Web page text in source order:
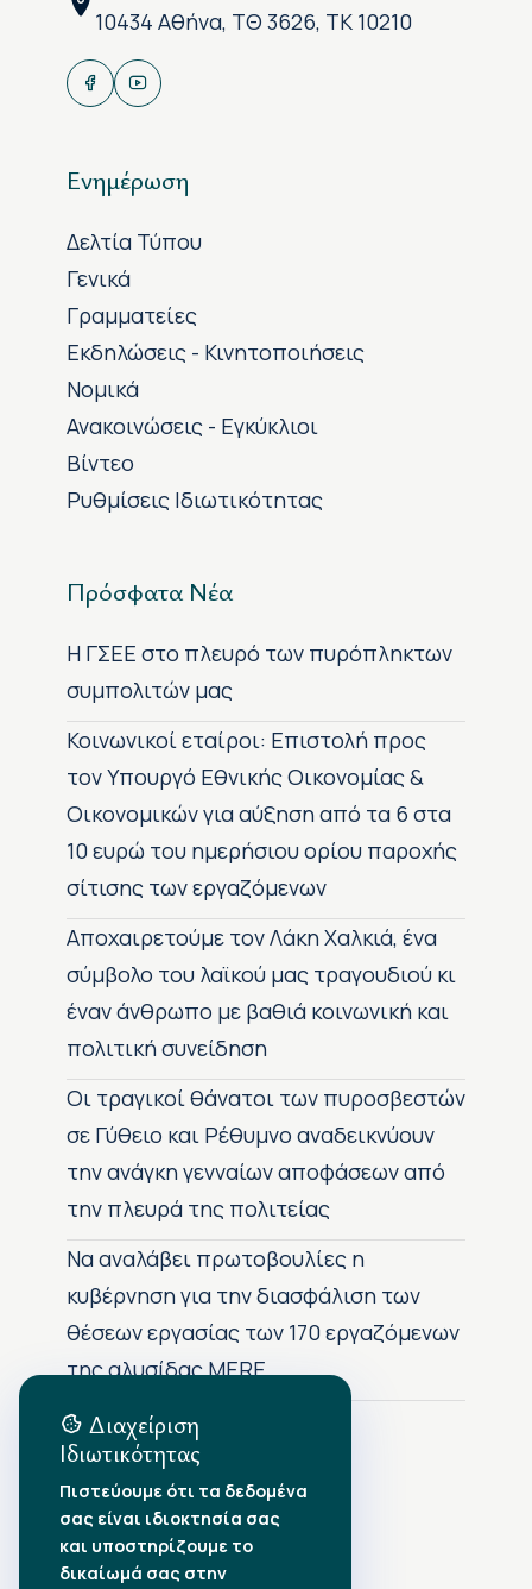
10434 Αθήνα, ΤΘ 3626, ΤΚ 10210
Ενημέρωση
Δελτία Τύπου
Γενικά
Γραμματείες
Εκδηλώσεις - Κινητοποιήσεις
Νομικά
Ανακοινώσεις - Εγκύκλιοι
Βίντεο
Ρυθμίσεις Ιδιωτικότητας
Πρόσφατα Νέα
H ΓΣΕΕ στο πλευρό των πυρόπληκτων
συμπολιτών μας
Κοινωνικοί εταίροι: Επιστολή προς
τον Υπουργό Εθνικής Οικονομίας &
Οικονομικών για αύξηση από τα 6 στα
10 ευρώ του ημερήσιου ορίου παροχής
σίτισης των εργαζόμενων
Αποχαιρετούμε τον Λάκη Χαλκιά, ένα
σύμβολο του λαϊκού μας τραγουδιού κι
έναν άνθρωπο με βαθιά κοινωνική και
πολιτική συνείδηση
Οι τραγικοί θάνατοι των πυροσβεστών
σε Γύθειο και Ρέθυμνο αναδεικνύουν
την ανάγκη γενναίων αποφάσεων από
την πλευρά της πολιτείας
Να αναλάβει πρωτοβουλίες η
κυβέρνηση για την διασφάλιση των
θέσεων εργασίας των 170 εργαζόμενων
της αλυσίδας MERE
Αρχείο Δημοσιεύσεων
•Αύγουστος 2026
•Ιούλιος 2026
•Ιούνιος 2026
Διαχείριση
Ιδιωτικότητας
Πιστεύουμε ότι τα δεδομένα
σας είναι ιδιοκτησία σας
και υποστηρίζουμε το
δικαίωμά σας στην